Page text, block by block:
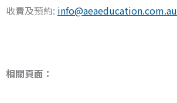
收費及預約: info@aeaeducation.com.au
相關頁面：